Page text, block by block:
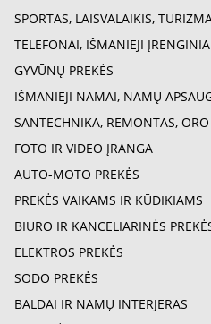
SPORTAS, LAISVALAIKIS,
TELEFONAI, IŠMANIEJI
GYVŪNŲ PREKĖS
IŠMANIEJI NAMAI, NAMŲ
SANTECHNIKA, REMONTAS,
FOTO IR VIDEO ĮRANGA
AUTO-MOTO PREKĖS
PREKĖS VAIKAMS IR KŪDIKIAMS
BIURO IR KANCELIARINĖS
ELEKTROS PREKĖS
SODO PREKĖS
BALDAI IR NAMŲ INTERJERAS